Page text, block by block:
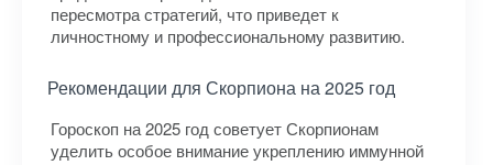
пересмотра стратегий, что приведет к
личностному и профессиональному развитию.
Рекомендации для Скорпиона на 2025 год
Гороскоп на 2025 год советует Скорпионам
уделить особое внимание укреплению иммунной